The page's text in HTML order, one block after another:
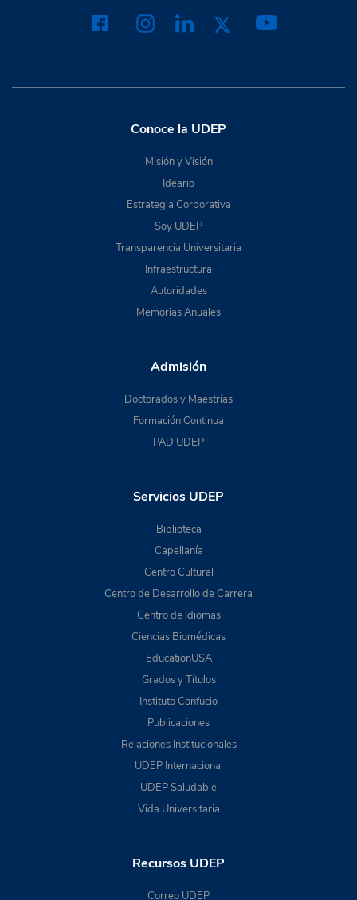
Conoce la UDEP
Misión y Visión
Ideario
Estrategia Corporativa
Soy UDEP
Transparencia Universitaria
Infraestructura
Autoridades
Memorias Anuales
Admisión
Doctorados y Maestrías
Formación Continua
PAD UDEP
Servicios UDEP
Biblioteca
Capellanía
Centro Cultural
Centro de Desarrollo de Carrera
Centro de Idiomas
Ciencias Biomédicas
EducationUSA
Grados y Títulos
Instituto Confucio
Publicaciones
Relaciones Institucionales
UDEP Internacional
UDEP Saludable
Vida Universitaria
Recursos UDEP
Correo UDEP